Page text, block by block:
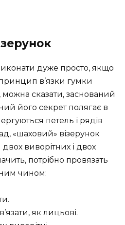
дуже просто, якщо
в’язки гумки
можна сказати, заснований
його секрет полягає в
петель і рядів
«шаховий» візерунок
виворітних і двох
потрібно провязать
чином:
як лицьові.